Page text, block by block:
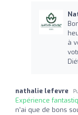
à
nathalie lefevre
Expérience
n’ai que de bons